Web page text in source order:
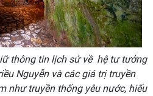
thông tin lịch sử về hệ tư tưởng
Nguyễn và các giá trị truyền
như truyền thống yêu nước, hiếu